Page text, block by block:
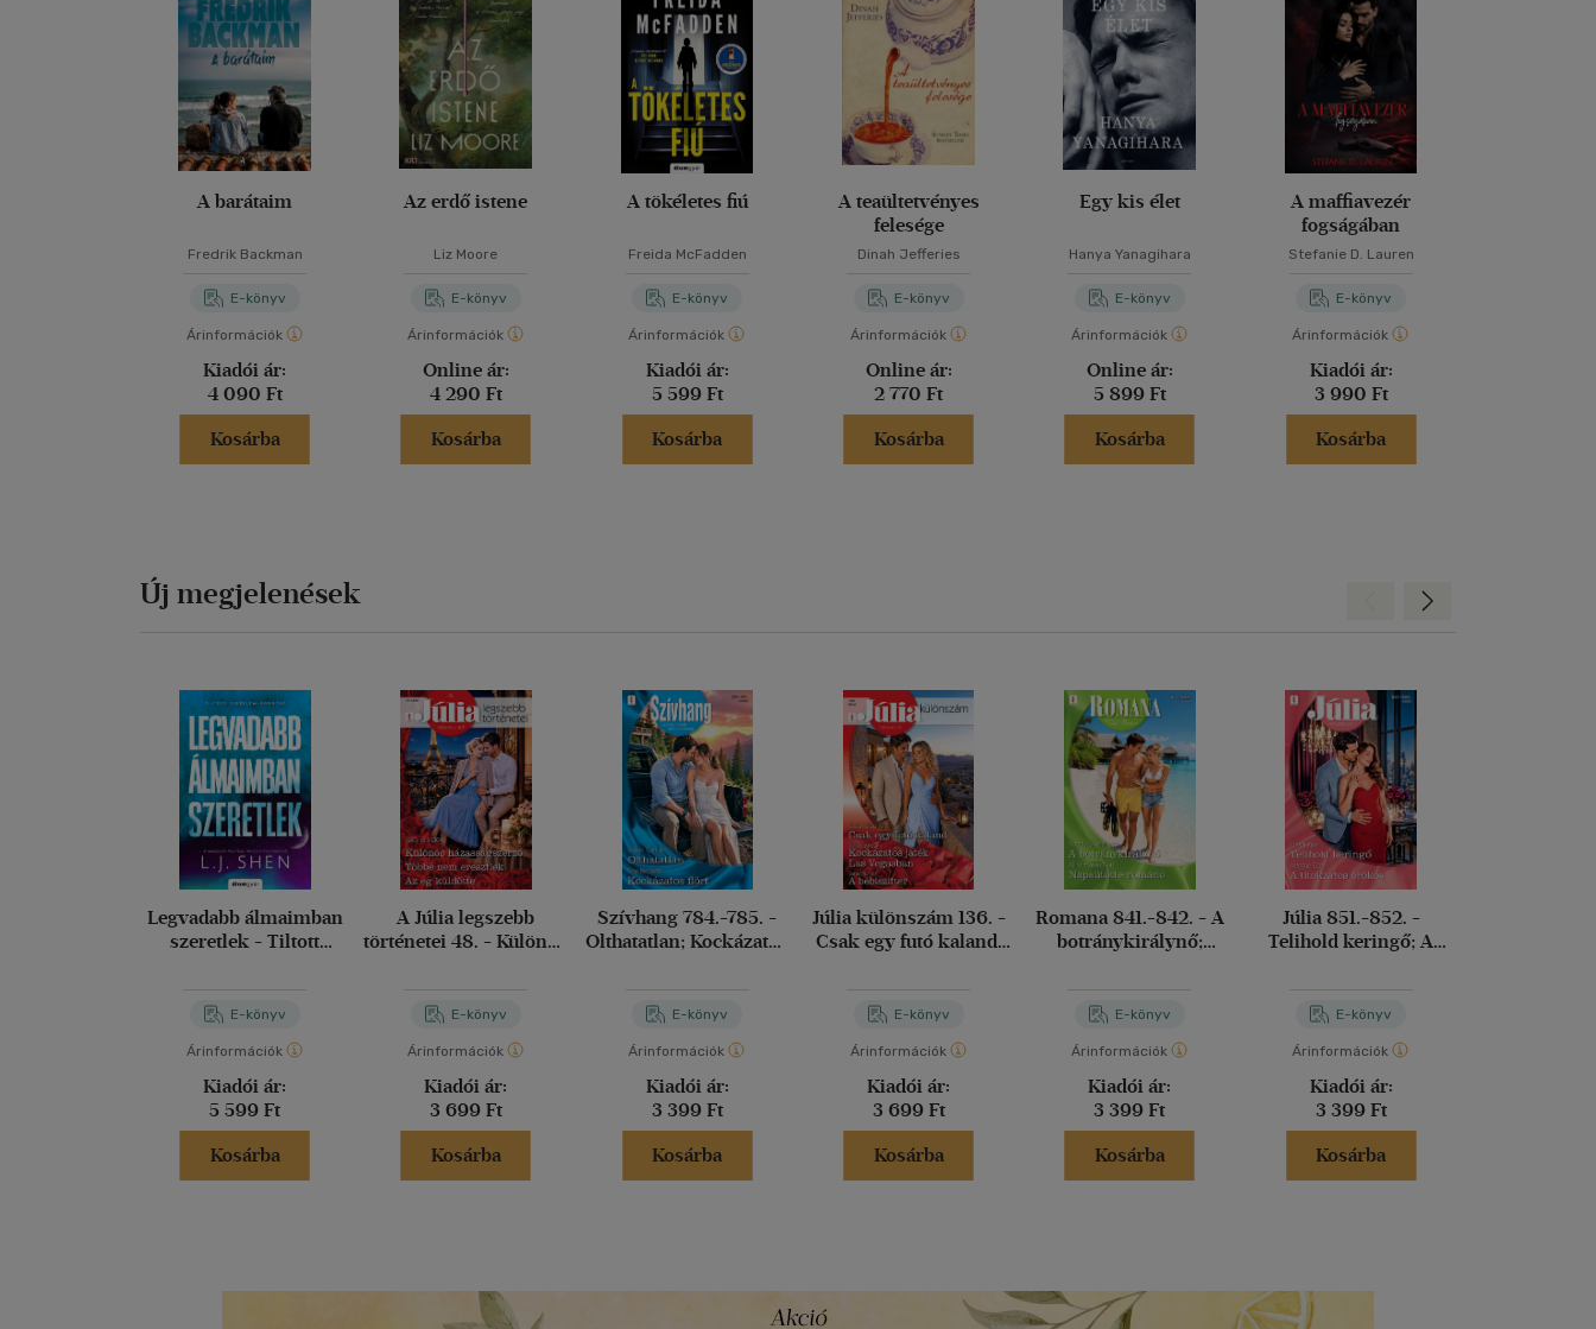
A barátaim
Fredrik Backman
E-könyv
Árinformációk
Kiadói ár:
4 090 Ft
Kosárba
Az erdő istene
Liz Moore
E-könyv
Árinformációk
Online ár:
4 290 Ft
Kosárba
A tökéletes fiú
Freida McFadden
E-könyv
Árinformációk
Kiadói ár:
5 599 Ft
Kosárba
A teaültetvényes
felesége
Dinah Jefferies
E-könyv
Árinformációk
Online ár:
2 770 Ft
Kosárba
Egy kis élet
Hanya Yanagihara
E-könyv
Árinformációk
Online ár:
5 899 Ft
Kosárba
A maffiavezér
fogságában
Stefanie D. Lauren
E-könyv
Árinformációk
Kiadói ár:
3 990 Ft
Kosárba
Új megjelenések
Legvadabb álmaimban
szeretlek - Tiltott
E-könyv
Árinformációk
Kiadói ár:
5 599 Ft
Kosárba
A Júlia legszebb
történetei 48. - Különös
küldötte
E-könyv
Árinformációk
Kiadói ár:
3 699 Ft
Kosárba
Szívhang 784.-785. -
Olthatatlan; Kockázatos
E-könyv
Árinformációk
Kiadói ár:
3 399 Ft
Kosárba
Júlia különszám 136. -
Csak egy futó kaland;
E-könyv
Árinformációk
Kiadói ár:
3 699 Ft
Kosárba
Romana 841.-842. - A
botránykirálynő;
E-könyv
Árinformációk
Kiadói ár:
3 399 Ft
Kosárba
Júlia 851.-852. -
Telihold keringő; A
E-könyv
Árinformációk
Kiadói ár:
3 399 Ft
Kosárba
Előre